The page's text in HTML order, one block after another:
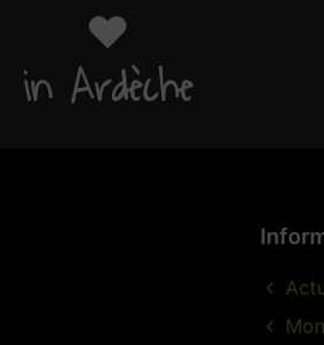
❤️
in Ardèche